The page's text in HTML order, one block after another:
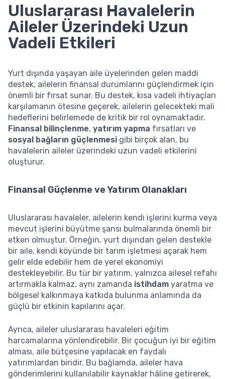
Uluslararası Havalelerin
Aileler Üzerindeki Uzun
Vadeli Etkileri
Yurt dışında yaşayan aile üyelerinden gelen maddi
destek, ailelerin finansal durumlarını güçlendirmek için
önemli bir fırsat sunar. Bu destek, kısa vadeli ihtiyaçları
karşılamanın ötesine geçerek, ailelerin gelecekteki mali
hedeflerini belirlemede de kritik bir rol oynamaktadır.
Finansal bilinçlenme, yatırım yapma fırsatları ve
sosyal bağların güçlenmesi gibi birçok alan, bu
havalelerin aileler üzerindeki uzun vadeli etkilerini
oluşturur.
Finansal Güçlenme ve Yatırım Olanakları
Uluslararası havaleler, ailelerin kendi işlerini kurma veya
mevcut işlerini büyütme şansı bulmalarında önemli bir
etken olmuştur. Örneğin, yurt dışından gelen destekle
bir aile, kendi köyünde bir tarım işletmesi açarak hem
gelir elde edebilir hem de yerel ekonomiyi
destekleyebilir. Bu tür bir yatırım, yalnızca ailesel refahı
artırmakla kalmaz, aynı zamanda istihdam yaratma ve
bölgesel kalkınmaya katkıda bulunma anlamında da
güçlü bir etkinin kapılarını açar.
Ayrıca, aileler uluslararası havaleleri eğitim
harcamalarına yönlendirebilir. Bir çocuğun iyi bir eğitim
alması, aile bütçesine yapılacak en faydalı
yatırımlardan biridir. Bu bağlamda, aileler hava
gönderimlerini kullanılabilir kaynaklar hâline getirerek,